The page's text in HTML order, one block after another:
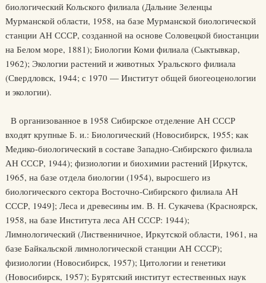
биологический Кольского филиала (Дальние Зеленцы
Мурманской области, 1958, на базе Мурманской биологической
станции АН СССР, созданной на основе Соловецкой биостанции
на Белом море, 1881); Биологии Коми филиала (Сыктывкар,
1962); Экологии растений и животных Уральского филиала
(Свердловск, 1944; с 1970 — Институт общей биогеоценологии
и экологии).
В организованное в 1958 Сибирское отделение АН СССР
входят крупные Б. и.: Биологический (Новосибирск, 1955; как
Медико-биологический в составе Западно-Сибирского филиала
АН СССР, 1944); физиологии и биохимии растений [Иркутск,
1965, на базе отдела биологии (1954), выросшего из
биологического сектора Восточно-Сибирского филиала АН
СССР, 1949]; Леса и древесины им. В. Н. Сукачева (Красноярск,
1958, на базе Института леса АН СССР: 1944);
Лимнологический (Лиственничное, Иркутской области, 1961, на
базе Байкальской лимнологической станции АН СССР);
физиологии (Новосибирск, 1957); Цитологии и генетики
(Новосибирск, 1957); Бурятский институт естественных наук